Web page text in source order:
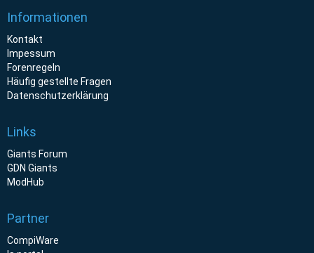
Informationen
Kontakt
Impessum
Forenregeln
Häufig gestellte Fragen
Datenschutzerklärung
Links
Giants Forum
GDN Giants
ModHub
Partner
CompiWare